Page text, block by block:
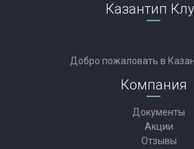
Казантип
Добро пожаловать в
Компания
Документы
Акции
Отзывы